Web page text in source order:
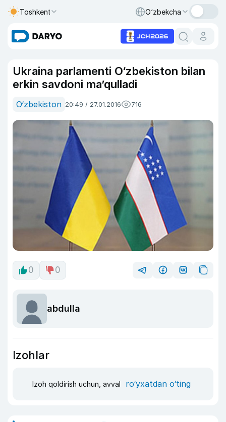
Toshkent O‘zbekcha
Ukraina parlamenti O‘zbekiston bilan
erkin savdoni ma’qulladi
O‘zbekiston 20:49 / 27.01.2016 716
0 0
abdulla
Izohlar
Izoh qoldirish uchun, avval ro‘yxatdan o‘ting